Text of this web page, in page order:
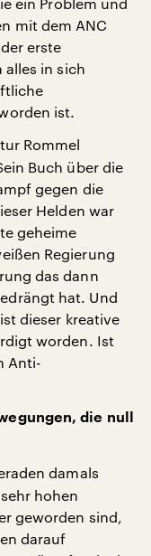
mit dem ANC
erste
alles in sich
ist.
Rommel
Buch über die
gegen die
Helden war
geheime
Regierung
das dann
hat. Und
dieser kreative
worden. Ist
Anti-
die null
damals
hohen
geworden sind,
darauf